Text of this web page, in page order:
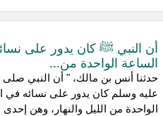
أن النبي ﷺ كان يدور على
الساعة الواحدة من...
حدثنا أنس بن مالك، " أن النبي صلى
عليه وسلم كان يدور على نسائه في
الواحدة من الليل والنهار، وهن